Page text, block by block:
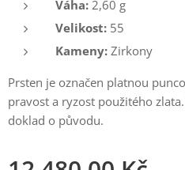
Váha: 2,60 g
Velikost: 55
Kameny: Zirkony
Prsten je označen platnou
pravost a ryzost použitého
doklad o původu.